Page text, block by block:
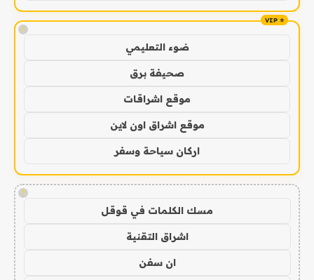
!
ضوء التعليمي
صحيفة برق
موقع اشراقات
موقع اشراق اون لاين
اركان سياحة وسفر
!
مسك الكلمات في قوقل
اشراق التقنية
ان سفن